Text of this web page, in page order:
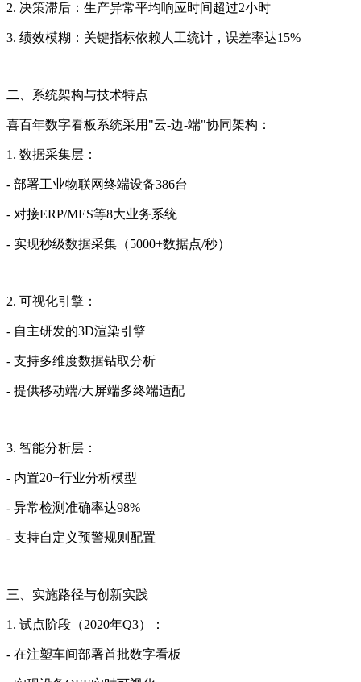
2. 决策滞后：生产异常平均响应时间超过2小时
3. 绩效模糊：关键指标依赖人工统计，误差率达15%
二、系统架构与技术特点
喜百年数字看板系统采用"云-边-端"协同架构：
1. 数据采集层：
- 部署工业物联网终端设备386台
- 对接ERP/MES等8大业务系统
- 实现秒级数据采集（5000+数据点/秒）
2. 可视化引擎：
- 自主研发的3D渲染引擎
- 支持多维度数据钻取分析
- 提供移动端/大屏端多终端适配
3. 智能分析层：
- 内置20+行业分析模型
- 异常检测准确率达98%
- 支持自定义预警规则配置
三、实施路径与创新实践
1. 试点阶段（2020年Q3）：
- 在注塑车间部署首批数字看板